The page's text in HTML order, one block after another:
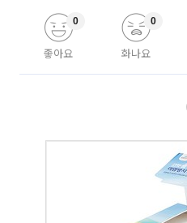
좋아요
0
화나요
0